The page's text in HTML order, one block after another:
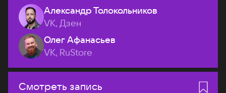
Александр Толокольников
VK, Дзен
Олег Афанасьев
VK, RuStore
Смотреть запись